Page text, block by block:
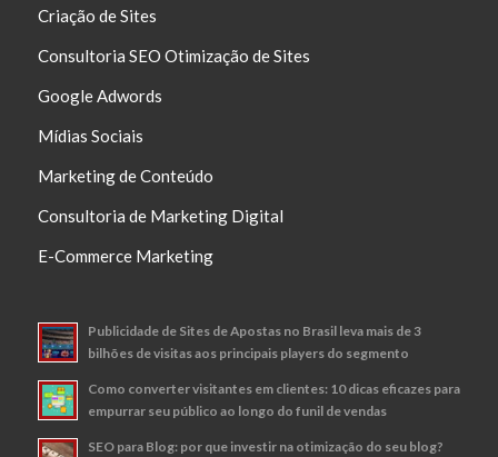
Criação de Sites
Consultoria SEO Otimização de Sites
Google Adwords
Mídias Sociais
Marketing de Conteúdo
Consultoria de Marketing Digital
E-Commerce Marketing
Publicidade de Sites de Apostas no Brasil leva mais de 3
bilhões de visitas aos principais players do segmento
Como converter visitantes em clientes: 10 dicas eficazes para
empurrar seu público ao longo do funil de vendas
SEO para Blog: por que investir na otimização do seu blog?